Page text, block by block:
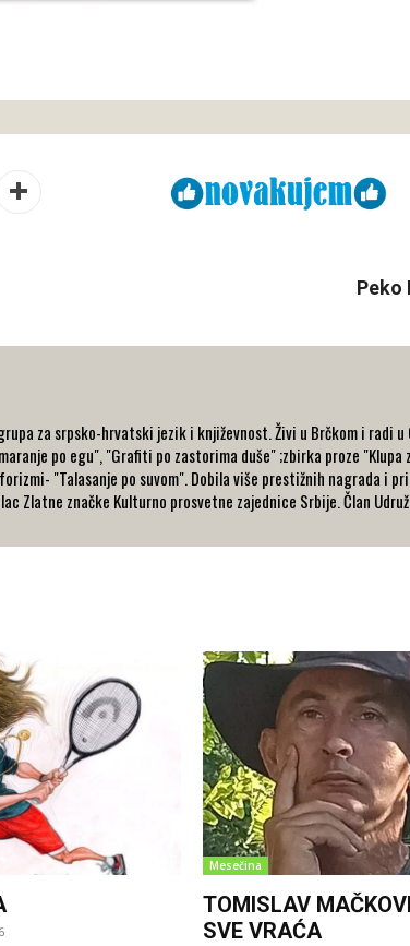
Peko
za srpsko-hrvatski jezik i književnost. Živi u Brčkom i radi u
po egu", "Grafiti po zastorima duše" ;zbirka proze "Klupa
"Talasanje po suvom". Dobila više prestižnih nagrada i
Zlatne značke Kulturno prosvetne zajednice Srbije. Član
Mesečina
TOMISLAV
SVE VRAĆA